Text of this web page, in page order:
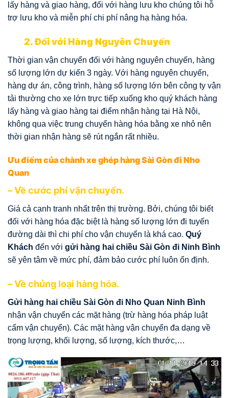
lấy hàng và giao hàng, đối với hàng lưu kho chúng tôi hỗ
trợ lưu kho và miễn phí chi phí nâng hạ hàng hóa.
2. Đối với Hàng Nguyên Chuyến
Thời gian vận chuyển đối với hàng nguyên chuyến, hàng
số lượng lớn dự kiến 3 ngày. Với hàng nguyên chuyến,
hàng dự án, công trình, hàng số lượng lớn bên công ty vận
tải thường cho xe lớn trực tiếp xuống kho quý khách hàng
lấy hàng và giao hàng tại điểm nhận hàng tại Hà Nội,
không qua việc trung chuyển hàng hóa bằng xe nhỏ nên
thời gian nhận hàng sẽ rút ngắn rất nhiều.
Ưu điểm của chành xe ghép hàng Sài Gòn đi Nho
Quan
– Về cước phí vận chuyển.
Giá cả cạnh tranh nhất trên thị trường. Bởi, chúng tôi biết
đối với hàng hóa đặc biệt là hàng số lượng lớn đi tuyến
đường dài thì chi phí cho vận chuyển là khá cao. Quý
Khách đến với gửi hàng hai chiều Sài Gòn đi Ninh Bình
sẽ yên tâm về mức phí, đảm bảo cước phí luôn ổn định.
– Về chủng loại hàng hóa.
Gửi hàng hai chiều Sài Gòn đi Nho Quan Ninh Bình
nhận vận chuyển các mặt hàng (trừ hàng hóa pháp luật
cấm vận chuyển). Các mặt hàng vận chuyển đa dạng về
trọng lượng, khối lượng, số lượng, kích thước,…